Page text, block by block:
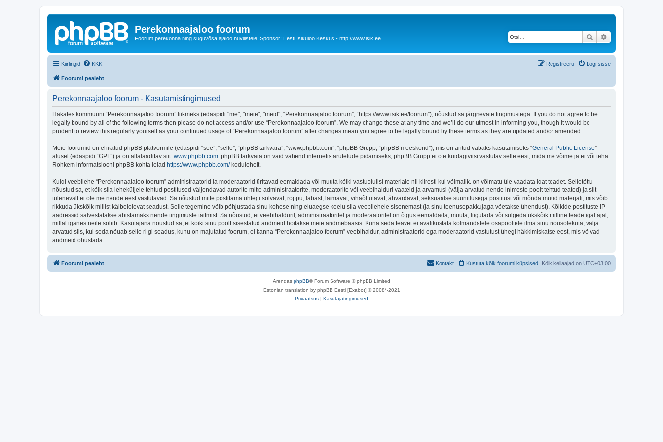
Perekonnaajaloo foorum
Foorum perekonna ning suguvõsa ajaloo huvilistele. Sponsor: Eesti Isikuloo Keskus - http://www.isik.ee Otsi
Kiirlingid KKK Logi sisse
Registreeru
Foorumi pealeht
Perekonnaajaloo foorum - Kasutamistingimused
Hakates kommuuni “Perekonnaajaloo foorum” liikmeks (edaspidi "me", "meie", "meid", “Perekonnaajaloo foorum”, “https://www.isik.ee/foorum”), nõustud sa järgnevate tingimustega. If you do not agree to be
legally bound by all of the following terms then please do not access and/or use “Perekonnaajaloo foorum”. We may change these at any time and we’ll do our utmost in informing you, though it would be
prudent to review this regularly yourself as your continued usage of “Perekonnaajaloo foorum” after changes mean you agree to be legally bound by these terms as they are updated and/or amended.
Meie foorumid on ehitatud phpBB platvormile (edaspidi “see”, “selle”, “phpBB tarkvara”, “www.phpbb.com”, “phpBB Grupp, “phpBB meeskond”), mis on antud vabaks kasutamiseks “General Public License”
alusel (edaspidi “GPL”) ja on allalaaditav siit: www.phpbb.com . phpBB tarkvara on vaid vahend internetis arutelude pidamiseks, phpBB Grupp ei ole kuidagiviisi vastutav selle eest, mida me võime ja ei või teha.
Rohkem informatsiooni phpBB kohta leiad https://www.phpbb.com/kodulehelt.
Kuigi veebilehe “Perekonnaajaloo foorum” administraatorid ja moderaatorid üritavad eemaldada või muuta kõiki vastuolulisi materjale nii kiiresti kui võimalik, on võimatu üle vaadata igat teadet. Selletõttu
nõustud sa, et kõik siia leheküljele tehtud postitused väljendavad autorite mitte administraatorite, moderaatorite või veebihalduri vaateid ja arvamusi (välja arvatud nende inimeste poolt tehtud teated) ja siit
tulenevalt ei ole me nende eest vastutavad. Sa nõustud mitte postitama ühtegi solvavat, roppu, labast, laimavat, vihaõhutavat, ähvardavat, seksuaalse suunitlusega postitust või mõnda muud materjali, mis võib
rikkuda ükskõik millist käibelolevat seadust. Selle tegemine võib põhjustada sinu kohese ning eluaegse keelu siia veebilehele sisenemast (ja sinu teenusepakkujaga võetakse ühendust). Kõikide postituste IP
aadressid salvestatakse abistamaks nende tingimuste täitmist. Sa nõustud, et veebihalduril, administraatoritel ja moderaatoritel on õigus eemaldada, muuta, liigutada või sulgeda ükskõik milline teade igal ajal,
millal iganes neile sobib. Kasutajana nõustud sa, et kõiki sinu poolt sisestatud andmeid hoitakse meie andmebaasis. Kuna seda teavet ei avalikustata kolmandatele osapooltele ilma sinu nõusolekuta, välja
arvatud siis, kui seda nõuab selle riigi seadus, kuhu on majutatud foorum, ei kanna “Perekonnaajaloo foorum” veebihaldur, administraatorid ega moderaatorid vastutust ühegi häkkimiskatse eest, mis võivad
andmeid ohustada.
Foorumi pealeht Kõik kellaajad on UTC+03:00
Kustuta kõik foorumi küpsised
Kontakt
Arendas phpBB® Forum Software © phpBB Limited
Estonian translation by phpBB Eesti [Exabot] © 2008*-2021
Privaatsus | Kasutajatingimused